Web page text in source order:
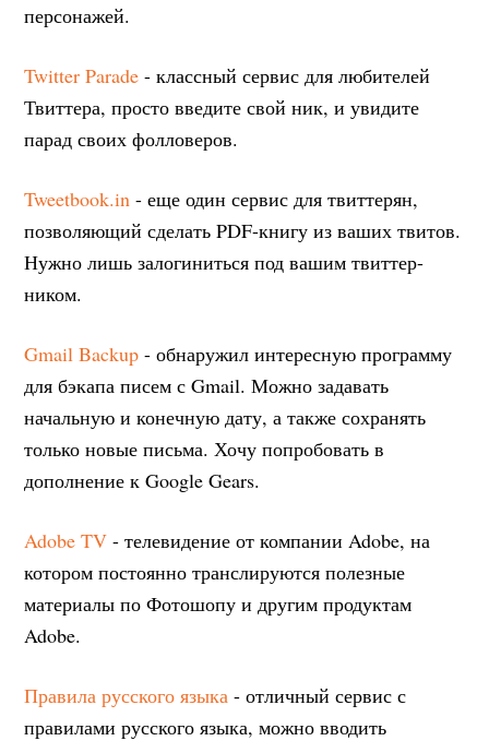
персонажей.
Twitter Parade - классный сервис для любителей
Твиттера, просто введите свой ник, и увидите
парад своих фолловеров.
Tweetbook.in - еще один сервис для твиттерян,
позволяющий сделать PDF-книгу из ваших твитов.
Нужно лишь залогиниться под вашим твиттер-
ником.
Gmail Backup - обнаружил интересную программу
для бэкапа писем с Gmail. Можно задавать
начальную и конечную дату, а также сохранять
только новые письма. Хочу попробовать в
дополнение к Google Gears.
Adobe TV - телевидение от компании Adobe, на
котором постоянно транслируются полезные
материалы по Фотошопу и другим продуктам
Adobe.
Правила русского языка - отличный сервис с
правилами русского языка, можно вводить